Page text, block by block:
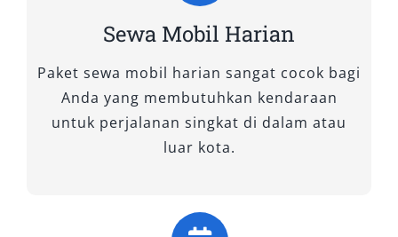
Opsi lepas kunci dengan syarat mudah
Asuransi kendaraan
Layanan antar-jemput (bandara, stasiun,
hotel)
Sistem booking online cepat
Fasilitas ini memastikan pengalaman
Sewa Mobil Harian
Paket sewa mobil harian sangat cocok bagi
Anda yang membutuhkan kendaraan
untuk perjalanan singkat di dalam atau
luar kota.